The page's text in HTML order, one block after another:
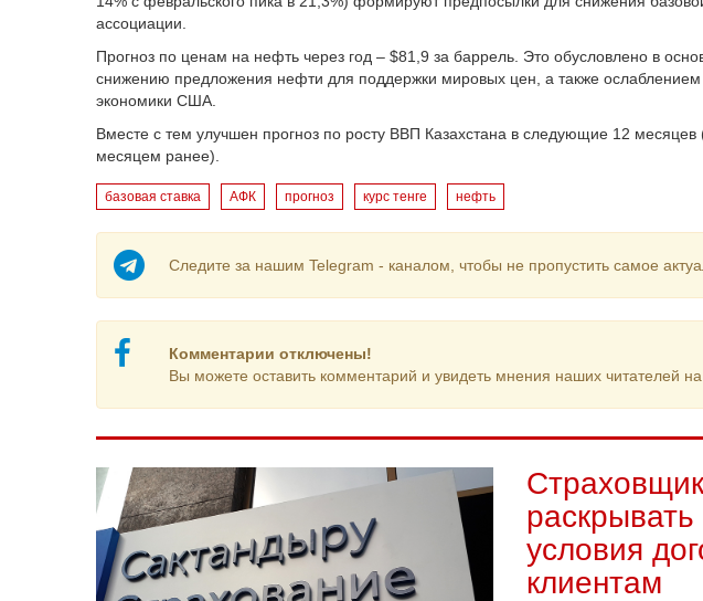
ассоциации.
Прогноз по ценам на нефть через год – $81,9 за баррель. Это обусловлено в
снижению предложения нефти для поддержки мировых цен, а также
экономики США.
Вместе с тем улучшен прогноз по росту ВВП Казахстана в следующие 12 месяцев
месяцем ранее).
базовая ставка АФК прогноз курс тенге нефть
Следите за нашим Telegram - каналом, чтобы не пропустить самое
Комментарии отключены!
Вы можете оставить комментарий и увидеть мнения наших читателей
условия
клиентам